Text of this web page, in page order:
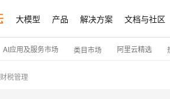
大模型 产品 解决方案 文档与社区
AI应用及服务市场 类目市场 阿里云精选
财税管理